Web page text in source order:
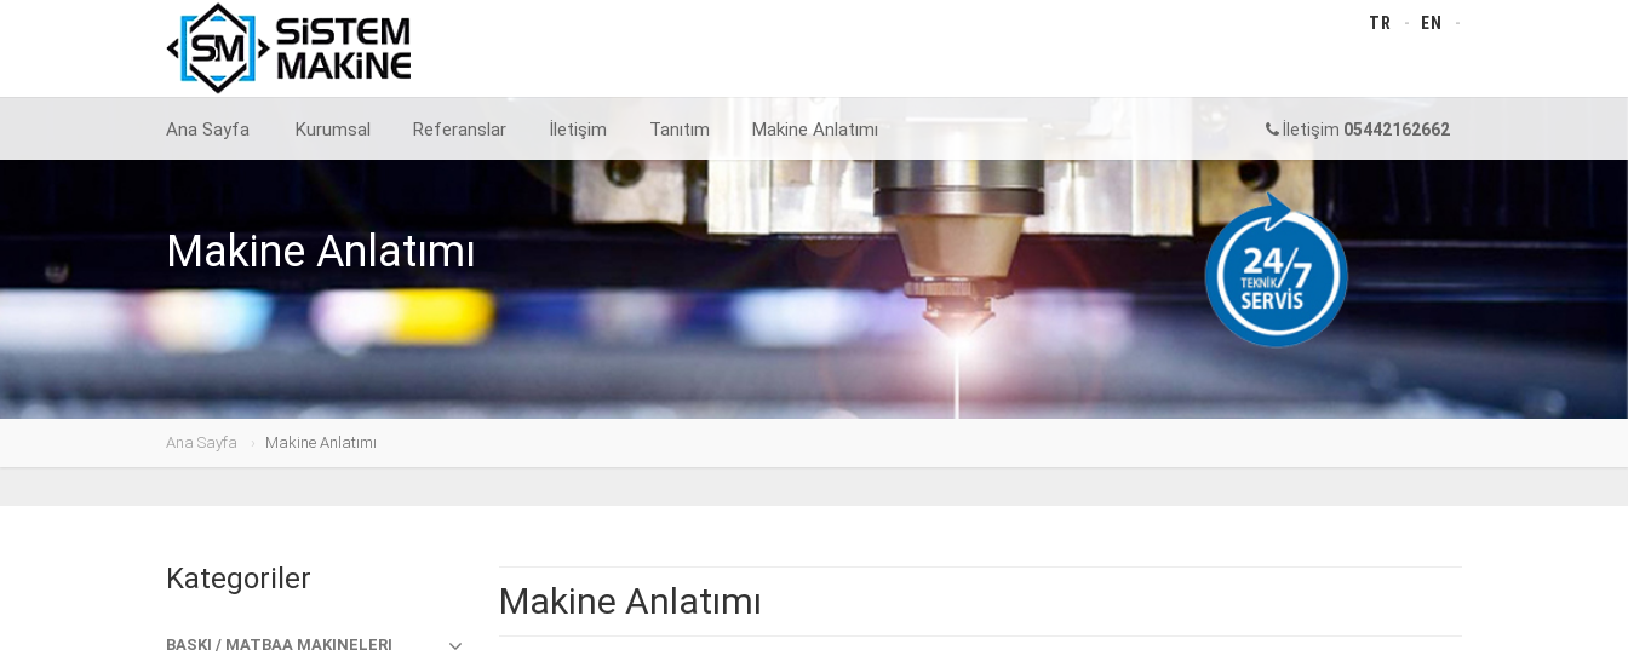
TR EN
İletişim 05442162662
Ana Sayfa Kurumsal Referanslar İletişim Tanıtım Makine Anlatımı
Makine Anlatımı
Ana Sayfa Makine Anlatımı
Kategoriler
BASKI / MATBAA MAKINELERI
Makine Anlatımı